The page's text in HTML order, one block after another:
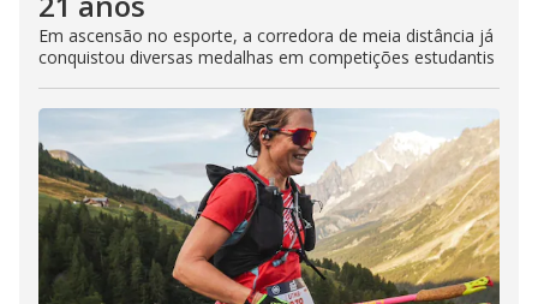
Em ascensão no esporte, a corredora de meia distância já
conquistou diversas medalhas em competições estudantis